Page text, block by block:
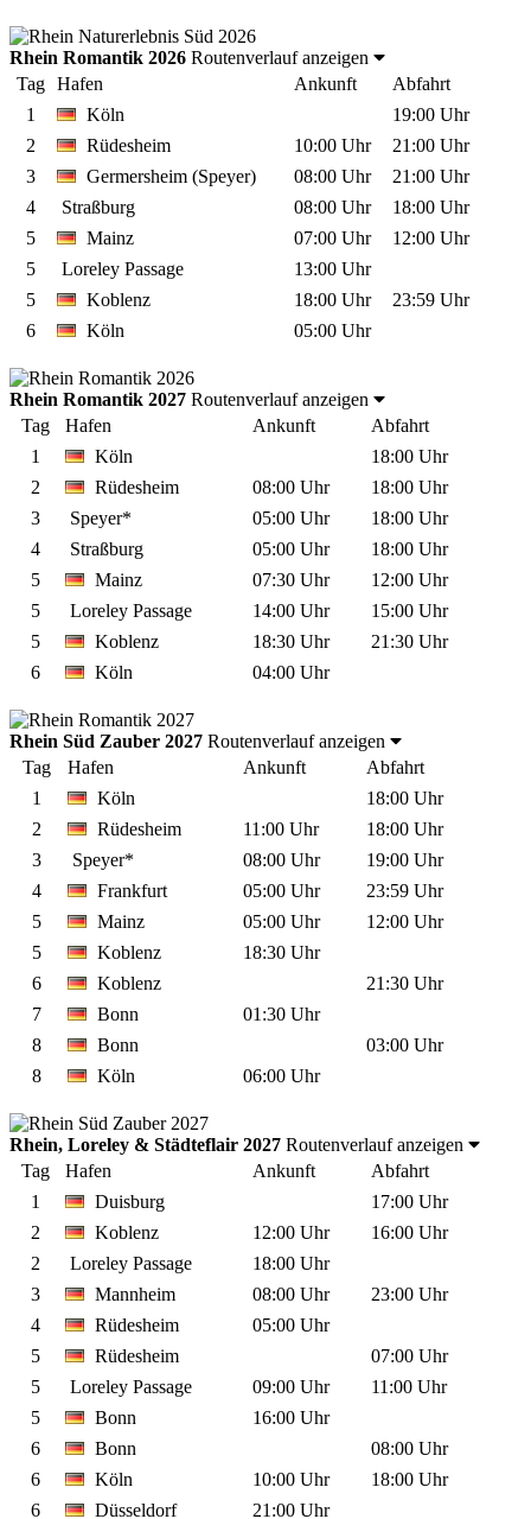
Rhein Romantik 2026 Routenverlauf anzeigen
Tag Hafen Ankunft
Abfahrt
1
Köln
19:00 Uhr
2
Rüdesheim 10:00 Uhr
21:00 Uhr
3
Germersheim (Speyer) 08:00 Uhr
21:00 Uhr
4
Straßburg 08:00 Uhr
18:00 Uhr
5
Mainz 07:00 Uhr
12:00 Uhr
5
Loreley Passage
13:00 Uhr
5
Koblenz 18:00 Uhr
23:59 Uhr
6
Köln 05:00 Uhr
Rhein Romantik 2027 Routenverlauf anzeigen
Tag
Hafen Ankunft
Abfahrt
1
Köln
18:00 Uhr
2
Rüdesheim 08:00 Uhr
18:00 Uhr
3
Speyer* 05:00 Uhr
18:00 Uhr
4
Straßburg 05:00 Uhr
18:00 Uhr
5
Mainz 07:30 Uhr
12:00 Uhr
5
Loreley Passage 14:00 Uhr
15:00 Uhr
5
Koblenz 18:30 Uhr
21:30 Uhr
6
Köln 04:00 Uhr
Rhein Süd Zauber 2027 Routenverlauf anzeigen
Tag
Hafen Ankunft
Abfahrt
1
Köln
18:00 Uhr
2
Rüdesheim 11:00 Uhr
18:00 Uhr
3
Speyer* 08:00 Uhr
19:00 Uhr
4
Frankfurt 05:00 Uhr
23:59 Uhr
5
Mainz 05:00 Uhr
12:00 Uhr
5
Koblenz
18:30 Uhr
6
Koblenz
21:30 Uhr
7
Bonn
01:30 Uhr
8
Bonn
03:00 Uhr
8
Köln 06:00 Uhr
Rhein, Loreley & Städteflair 2027 Routenverlauf anzeigen
Tag
Hafen Ankunft
Abfahrt
1
Duisburg
17:00 Uhr
2
Koblenz 12:00 Uhr
16:00 Uhr
2
Loreley Passage
18:00 Uhr
3
Mannheim 08:00 Uhr
23:00 Uhr
4
Rüdesheim
05:00 Uhr
5
Rüdesheim
07:00 Uhr
5
Loreley Passage 09:00 Uhr
11:00 Uhr
5
Bonn
16:00 Uhr
6
Bonn
08:00 Uhr
6
Köln 10:00 Uhr
18:00 Uhr
6
Düsseldorf 21:00 Uhr